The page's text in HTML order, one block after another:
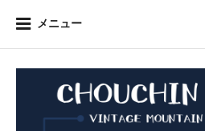
メニュー